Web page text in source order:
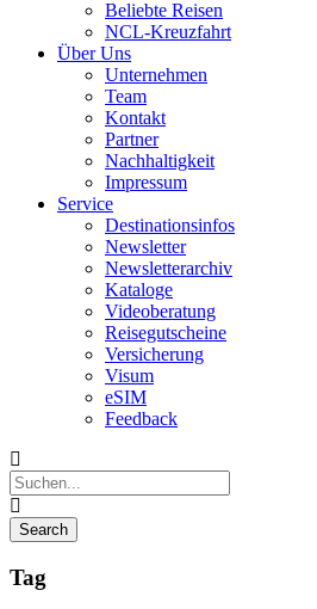
Beliebte Reisen
NCL-Kreuzfahrt
Über Uns
Unternehmen
Team
Kontakt
Partner
Nachhaltigkeit
Impressum
Service
Destinationsinfos
Newsletter
Newsletterarchiv
Kataloge
Videoberatung
Reisegutscheine
Versicherung
Visum
eSIM
Feedback
Tag